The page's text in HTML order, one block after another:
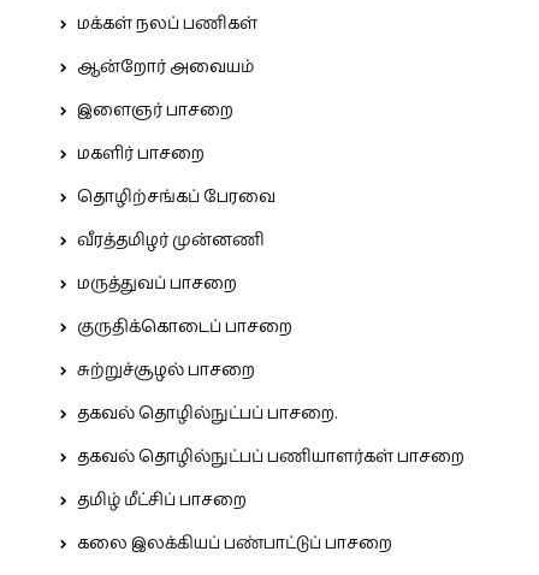
மக்கள் நலப் பணிகள்
ஆன்றோர் அவையம்
இளைஞர் பாசறை
மகளிர் பாசறை
தொழிற்சங்கப் பேரவை
வீரத்தமிழர் முன்னணி
மருத்துவப் பாசறை
குருதிக்கொடைப் பாசறை
சுற்றுச்சூழல் பாசறை
தகவல் தொழில்நுட்பப் பாசறை.
தகவல் தொழில்நுட்பப் பணியாளர்கள் பாசறை
தமிழ் மீட்சிப் பாசறை
கலை இலக்கியப் பண்பாட்டுப் பாசறை